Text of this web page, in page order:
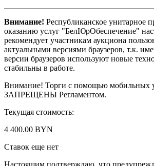
Внимание! Республиканское унитарное
оказанию услуг "БелЮрОбеспечение"
рекомендует участникам аукциона
актуальными версиями браузеров, т.к.
версии браузеров используют новые
стабильны в работе.
Внимание! Торги с помощью мобильных
ЗАПРЕЩЕНЫ Регламентом.
Текущая стоимость:
4 400.00 BYN
Ставок еще нет
Настоящим подтверждаю, что